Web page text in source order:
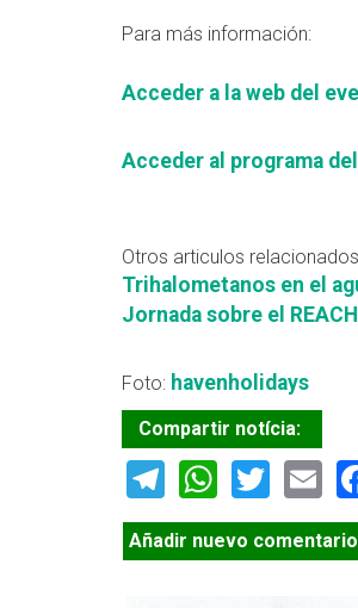
Para más información:
Acceder a la web del
Acceder al programa
Otros articulos
Trihalometanos en el
Jornada sobre el REACH
Foto: havenholidays
Compartir notícia:
Telegram
Añadir nuevo comentario